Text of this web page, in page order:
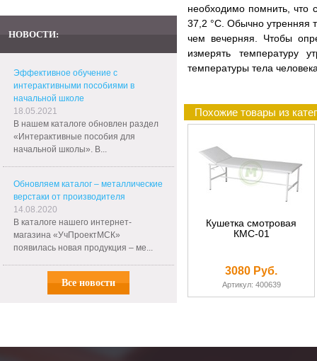
НОВОСТИ:
Эффективное обучение с
интерактивными пособиями в
начальной школе
18.05.2021
В нашем каталоге обновлен раздел
«Интерактивные пособия для
начальной школы». В...
Обновляем каталог – металлические
верстаки от производителя
14.08.2020
В каталоге нашего интернет-
магазина «УчПроектМСК»
появилась новая продукция – ме...
Все новости
необходимо помнить, что
37,2 °С. Обычно утренняя
чем вечерняя. Чтобы
измерять температуру
температуры тела
Похожие товары из
Кушетка смотровая
КМС-01
3080 Руб.
Артикул: 400639